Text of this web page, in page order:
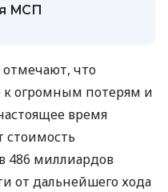
МСП
что
к огромным потерям и
время
стоимость
486 миллиардов
от дальнейшего хода